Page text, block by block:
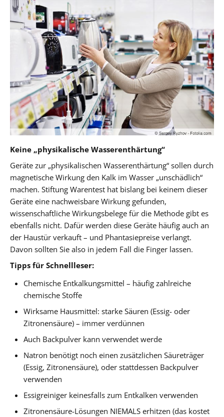
Keine „physikalische Wasserenthärtung“
Geräte zur „physikalischen Wasserenthärtung“ sollen durch
magnetische Wirkung den Kalk im Wasser „unschädlich“
machen. Stiftung Warentest hat bislang bei keinem dieser
Geräte eine nachweisbare Wirkung gefunden,
wissenschaftliche Wirkungsbelege für die Methode gibt es
ebenfalls nicht. Dafür werden diese Geräte häufig auch an
der Haustür verkauft – und Phantasiepreise verlangt.
Davon sollten Sie also in jedem Fall die Finger lassen.
Tipps für Schnellleser:
Chemische Entkalkungsmittel – häufig zahlreiche
chemische Stoffe
Wirksame Hausmittel: starke Säuren (Essig- oder
Zitronensäure) – immer verdünnen
Auch Backpulver kann verwendet werde
Natron benötigt noch einen zusätzlichen Säureträger
(Essig, Zitronensäure), oder stattdessen Backpulver
verwenden
Essigreiniger keinesfalls zum Entkalken verwenden
Zitronensäure-Lösungen NIEMALS erhitzen (das kostet